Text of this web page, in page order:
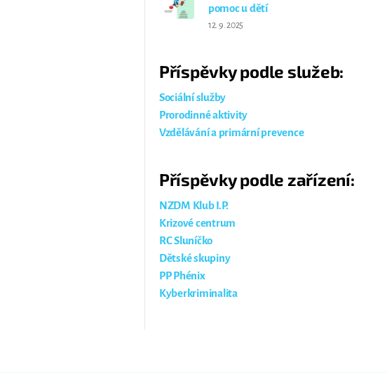
pomoc u dětí
12. 9. 2025
Příspěvky podle služeb:
Sociální služby
Prorodinné aktivity
Vzdělávání a primární prevence
Příspěvky podle zařízení:
NZDM Klub I.P.
Krizové centrum
RC Sluníčko
Dětské skupiny
PP Phénix
Kyberkriminalita